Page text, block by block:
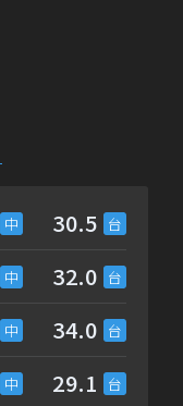
30.5
32.0
34.0
29.1